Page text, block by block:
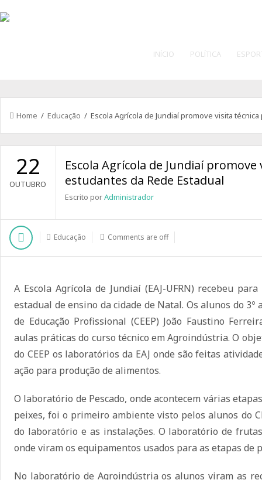
INÍCIO POLÍTICA
Home /Educação / Escola Agrícola de Jundiaí promove visita
22
OUTUBRO
Escola Agrícola de Jundiaí
estudantes da Rede Estadual
Escrito porAdministrador
Educação Comments are off
A Escola Agrícola de Jundiaí (EAJ-UFRN) recebeu
estadual de ensino da cidade de Natal. Os alunos do
de Educação Profissional (CEEP) João Faustino
aulas práticas do curso técnico em Agroindústria. O
do CEEP os laboratórios da EAJ onde são feitas
ação para produção de alimentos.
O laboratório de Pescado, onde acontecem várias
peixes, foi o primeiro ambiente visto pelos alunos do
do laboratório e as instalações. O laboratório de
onde viram os equipamentos usados para as etapas de
No laboratório de Agroindústria os alunos viram as